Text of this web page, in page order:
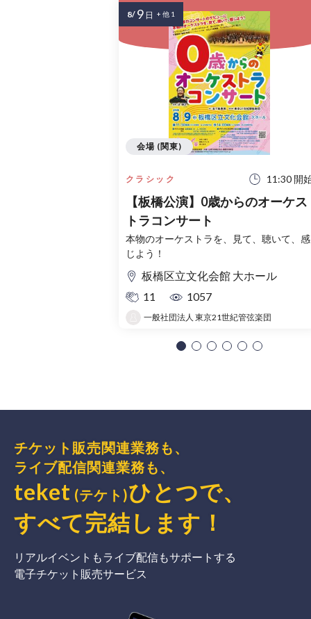
クラシック 11:30 開
【板橋公演】0歳からのオーケス
トラコンサート
本物のオーケストラを、見て、聴いて、感
じよう！
板橋区立文化会館 大ホール
11
1057
一般社団法人 東京21世紀管弦楽団
会場 (関東)
8/ 9 日 + 他 1
チケット販売関連業務も、
ライブ配信関連業務も、
teket (テケト)ひとつで、
すべて完結 します ！
リアルイベントもライブ配信もサポートする
電子チケット販売サービス